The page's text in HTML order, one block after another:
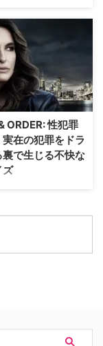
レッツ」と2025年に6
れ …
ムスが製作プロデュ
め、アン・ハサウェ
マクレガーが共演す
ークストリートの異
先立ち、迫力満点な
と、本編映像が公開
ン・ハサウェイとユ
レガーが恐竜から逃げ
公開時から、その正体
かされないミステリ
観で映画ファンの注目
本作。続く本予告で
のように逃げ延びる
ORDER: 性犯罪
在の犯罪をドラ
裏で生じる不快な
ズ
ヒットを誇る犯罪捜査
最大の魅力の一つは、
事件に着想を得たリ
れるストーリー展開
かし、その裏側では、
1990年にNBCの旗艦